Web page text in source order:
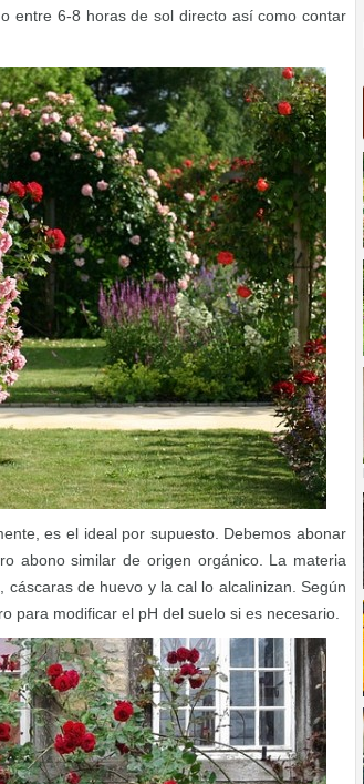
entre 6-8 horas de sol directo así como contar
es el ideal por supuesto. Debemos abonar
abono similar de origen orgánico. La materia
de huevo y la cal lo alcalinizan. Según
para modificar el pH del suelo si es necesario.